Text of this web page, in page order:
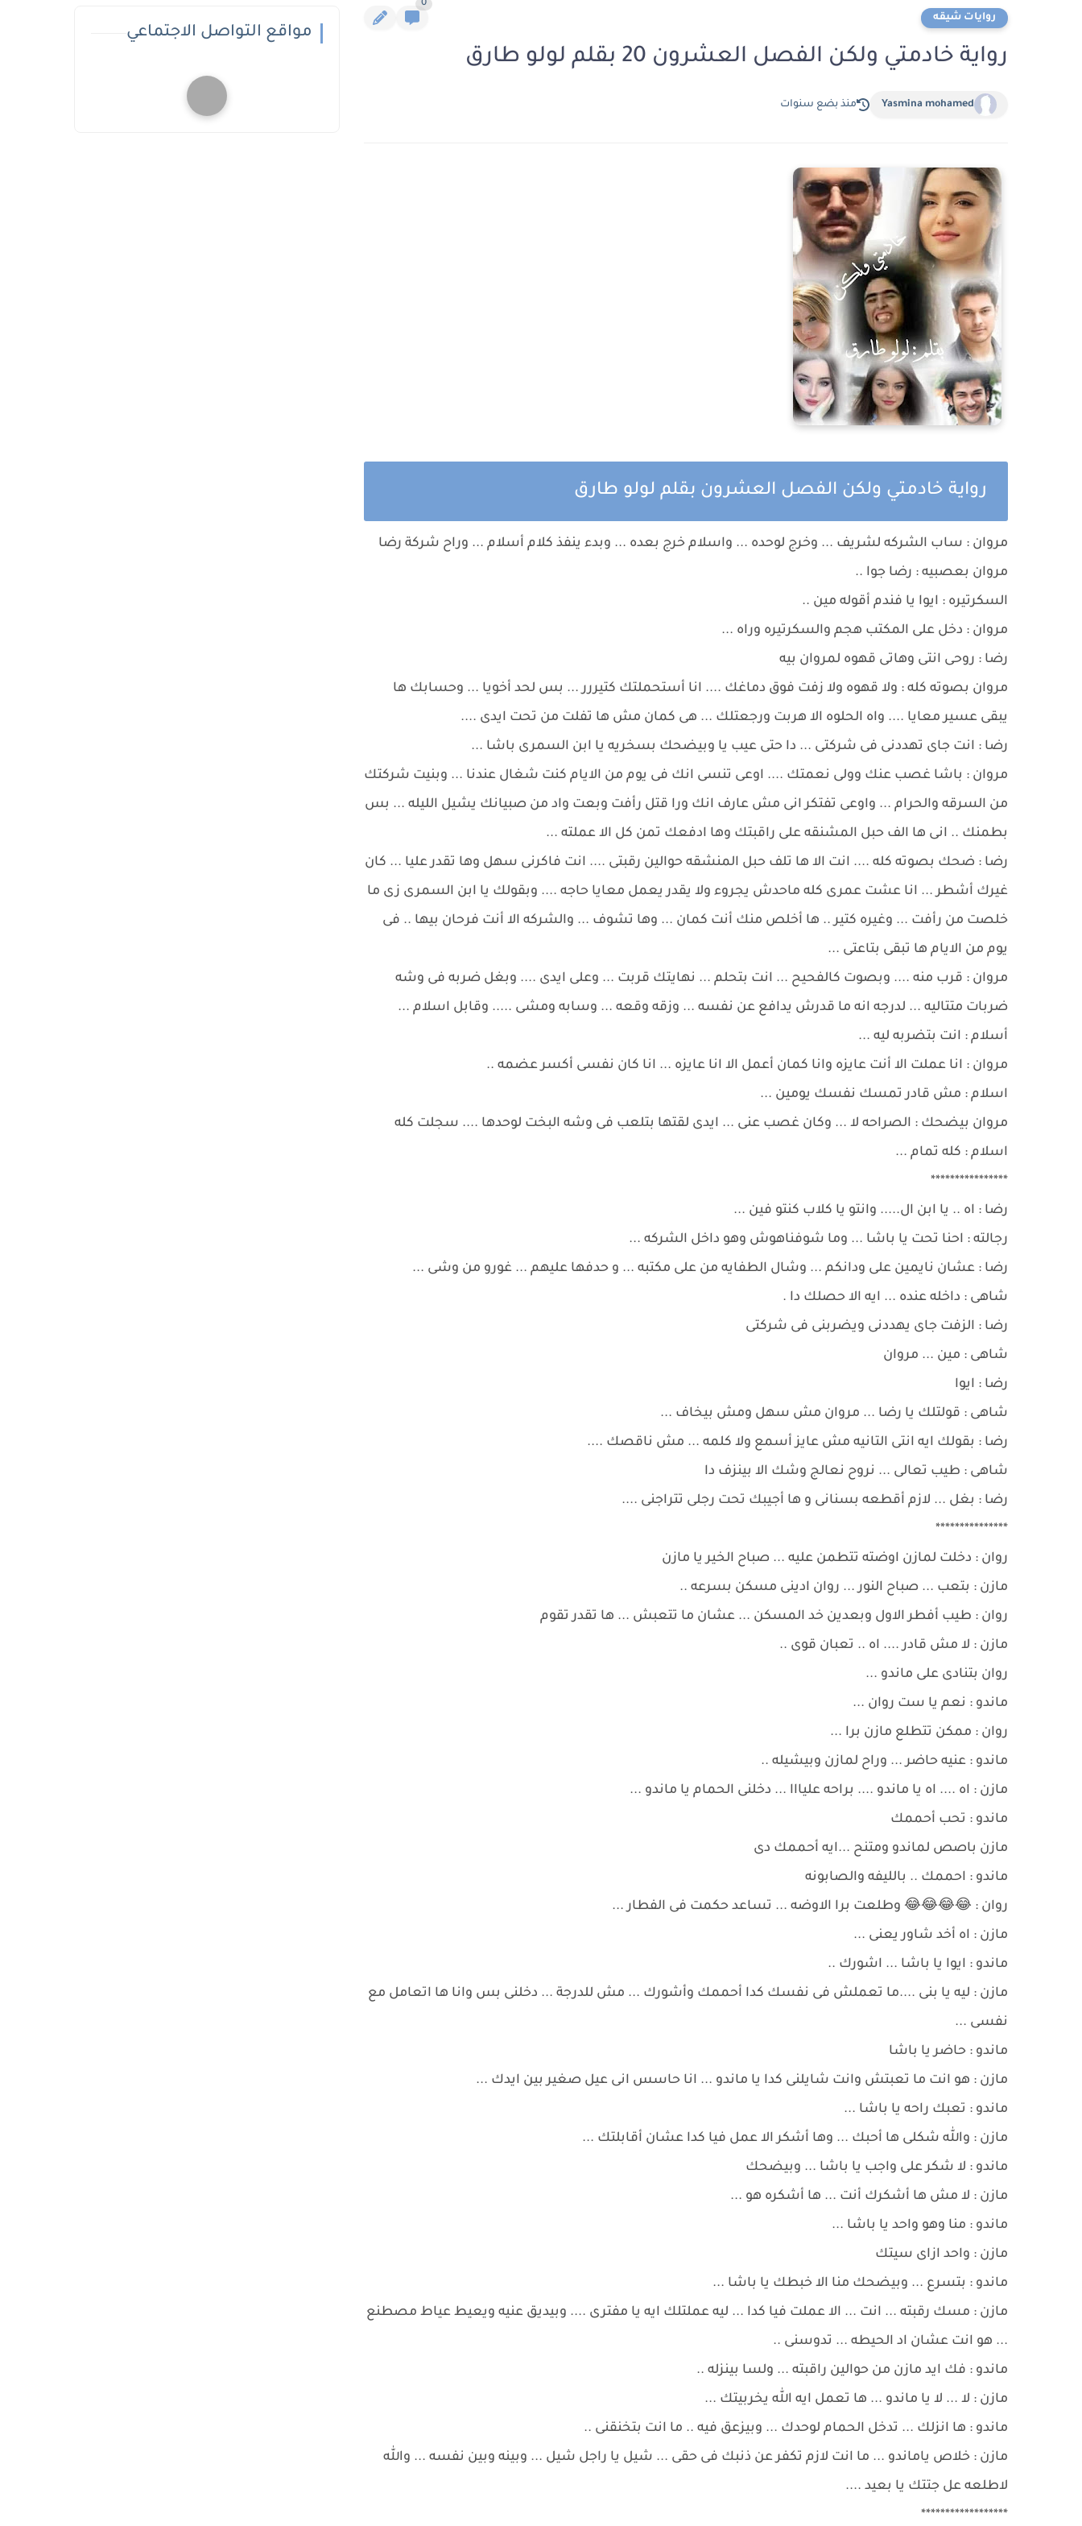
روايات شيقه
0
رواية خادمتي ولكن الفصل العشرون 20 بقلم لولو طارق
Yasmina mohamed منذ بضع سنوات
رواية خادمتي ولكن الفصل العشرون بقلم لولو طارق
مروان : ساب الشركه لشريف ... وخرج لوحده ... واسلام خرج بعده ... وبدء ينفذ كلام أسلام ... وراح شركة رضا
مروان بعصبيه : رضا جوا ..
السكرتيره : ايوا يا فندم أقوله مين ..
مروان : دخل على المكتب هجم والسكرتيره وراه ...
رضا : روحى انتى وهاتى قهوه لمروان بيه
مروان بصوته كله : ولا قهوه ولا زفت فوق دماغك .... انا أستحملتك كتيررر ... بس لحد أخويا ... وحسابك ها
يبقى عسير معايا .... واه الحلوه الا هربت ورجعتلك ... هى كمان مش ها تفلت من تحت ايدى ....
رضا : انت جاى تهددنى فى شركتى ... دا حتى عيب يا وبيضحك بسخريه يا ابن السمرى باشا ...
مروان : باشا غصب عنك وولى نعمتك .... اوعى تنسى انك فى يوم من الايام كنت شغال عندنا ... وبنيت شركتك
من السرقه والحرام ... واوعى تفتكر انى مش عارف انك ورا قتل رأفت وبعت واد من صبيانك يشيل الليله ... بس
بطمنك .. انى ها الف حبل المشنقه على راقبتك وها ادفعك تمن كل الا عملته ...
رضا : ضحك بصوته كله .... انت الا ها تلف حبل المنشقه حوالين رقبتى .... انت فاكرنى سهل وها تقدر عليا ... كان
غيرك أشطر ... انا عشت عمرى كله ماحدش يجروء ولا يقدر يعمل معايا حاجه .... وبقولك يا ابن السمرى زى ما
خلصت من رأفت ... وغيره كتير .. ها أخلص منك أنت كمان ... وها تشوف ... والشركه الا أنت فرحان بيها .. فى
يوم من الايام ها تبقى بتاعتى ...
مروان : قرب منه .... وبصوت كالفحيح ... انت بتحلم ... نهايتك قربت ... وعلى ايدى .... وبغل ضربه فى وشه
ضربات متتاليه ... لدرجه انه ما قدرش يدافع عن نفسه ... وزقه وقعه ... وسابه ومشى ..... وقابل اسلام ...
أسلام : انت بتضربه ليه ...
مروان : انا عملت الا أنت عايزه وانا كمان أعمل الا انا عايزه ... انا كان نفسى أكسر عضمه ..
اسلام : مش قادر تمسك نفسك يومين ...
مروان بيضحك : الصراحه لا ... وكان غصب عنى ... ايدى لقتها بتلعب فى وشه البخت لوحدها .... سجلت كله
اسلام : كله تمام ...
****************
رضا : اه .. يا ابن ال..... وانتو يا كلاب كنتو فين ...
رجالته : احنا تحت يا باشا ... وما شوفناهوش وهو داخل الشركه ...
رضا : عشان نايمين على ودانكم ... وشال الطفايه من على مكتبه ... و حدفها عليهم ... غورو من وشى ...
شاهى : داخله عنده ... ايه الا حصلك دا .
رضا : الزفت جاى يهددنى ويضربنى فى شركتى
شاهى : مين ... مروان
رضا : ايوا
شاهى : قولتلك يا رضا ... مروان مش سهل ومش بيخاف ...
رضا : بقولك ايه انتى التانيه مش عايز أسمع ولا كلمه ... مش ناقصك ....
شاهى : طيب تعالى ... نروح نعالج وشك الا بينزف دا
رضا : بغل ... لازم أقطعه بسنانى و ها أجيبك تحت رجلى تتراجنى ....
***************
روان : دخلت لمازن اوضته تتطمن عليه ... صباح الخير يا مازن
مازن : بتعب ... صباح النور ... روان ادينى مسكن بسرعه ..
روان : طيب أفطر الاول وبعدين خد المسكن ... عشان ما تتعبش ... ها تقدر تقوم
مازن : لا مش قادر .... اه .. تعبان قوى ..
روان بتنادى على ماندو ...
ماندو : نعم يا ست روان ...
روان : ممكن تتطلع مازن برا ...
ماندو : عنيه حاضر ... وراح لمازن وبيشيله ..
مازن : اه .... اه يا ماندو .... براحه عليااا ... دخلنى الحمام يا ماندو ...
ماندو : تحب أحممك
مازن باصص لماندو ومتنح ...ايه أحممك دى
ماندو : احممك .. بالليفه والصابونه
روان : 😂😂😂😂 وطلعت برا الاوضه ... تساعد حكمت فى الفطار ...
مازن : اه أخد شاور يعنى ...
ماندو : ايوا يا باشا ... اشورك ..
مازن : ليه يا بنى ....ما تعملش فى نفسك كدا أحممك وأشورك ... مش للدرجة ... دخلنى بس وانا ها اتعامل مع
نفسى ...
ماندو : حاضر يا باشا
مازن : هو انت ما تعبتش وانت شايلنى كدا يا ماندو ... انا حاسس انى عيل صغير بين ايدك ...
ماندو : تعبك راحه يا باشا ...
مازن : والله شكلى ها أحبك ... وها أشكر الا عمل فيا كدا عشان أقابلتك ...
ماندو : لا شكر على واجب يا باشا ... وبيضحك
مازن : لا مش ها أشكرك أنت ... ها أشكره هو ...
ماندو : منا وهو واحد يا باشا ...
مازن : واحد ازاى سيتك
ماندو : بتسرع ... وبيضحك منا الا خبطك يا باشا ...
مازن : مسك رقبته ... انت ... الا عملت فيا كدا ... ليه عملتلك ايه يا مفترى .... وبيديق عنيه ويعيط عياط مصطنع
... هو انت عشان اد الحيطه ... تدوسنى ..
ماندو : فك ايد مازن من حوالين راقبته ... ولسا بينزله ..
مازن : لا ... لا يا ماندو ... ها تعمل ايه الله يخربيتك ...
ماندو : ها انزلك ... تدخل الحمام لوحدك ... وبيزعق فيه .. ما انت بتخنقنى ..
مازن : خلاص ياماندو ... ما انت لازم تكفر عن ذنبك فى حقى ... شيل يا راجل شيل ... وبينه وبين نفسه ... والله
لاطلعه عل جتتك يا بعيد ....
******************
مواقع التواصل الاجتماعي